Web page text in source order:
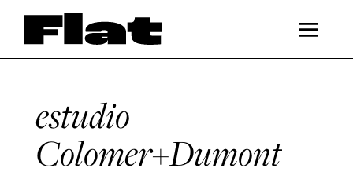
estudio
Colomer+Dumont